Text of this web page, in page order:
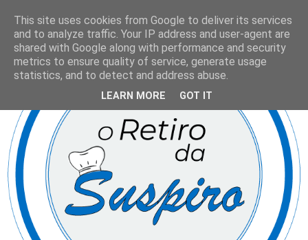
This site uses cookies from Google to deliver its services
and to analyze traffic. Your IP address and user-agent are
shared with Google along with performance and security
metrics to ensure quality of service, generate usage
statistics, and to detect and address abuse.
LEARN MORE GOT IT